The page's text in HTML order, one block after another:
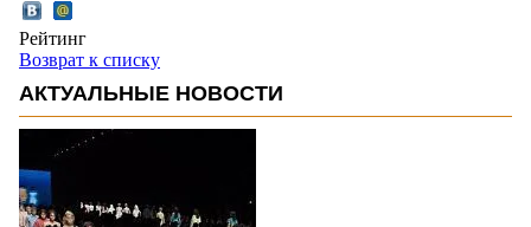
Рейтинг
Возврат к списку
АКТУАЛЬНЫЕ НОВОСТИ